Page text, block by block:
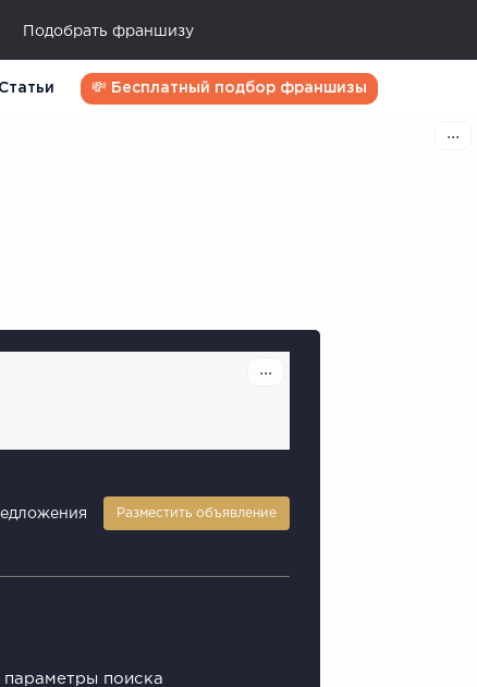
Подобрать франшизу
Статьи 💸 Бесплатный подбор франшизы
Разместить объявление
параметры поиска